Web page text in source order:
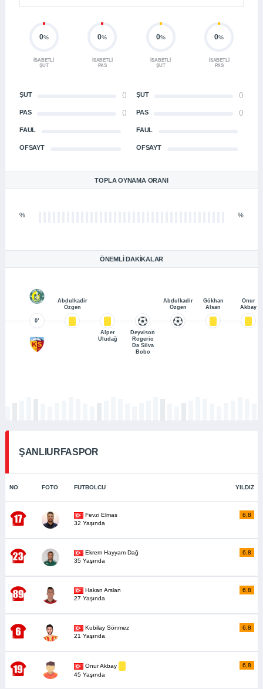
0%
İSABETLI
ŞUT
0%
İSABETLI
PAS
ŞUT ()
PAS ()
FAUL
OFSAYT
0%
İSABETLI
ŞUT
0%
İSABETLI
PAS
ŞUT ()
PAS ()
FAUL
OFSAYT
TOPLA OYNAMA ORANI
% %
ÖNEMLI DAKIKALAR
0’
Abdulkadir
Özgen
Alper
Uludağ
Deyvison
Rogerio
Da Silva
Bobo
Abdulkadir
Özgen
Gökhan
Alsan
Onur
Akbay
ŞANLIURFASPOR
NO FOTO FUTBOLCU YILDIZ
Fevzi Elmas
32 Yaşında
6,8
Ekrem Hayyam Dağ
35 Yaşında
6,8
Hakan Arslan
27 Yaşında
6,8
Kubilay Sönmez
21 Yaşında
6,8
Onur Akbay
45 Yaşında
6,8